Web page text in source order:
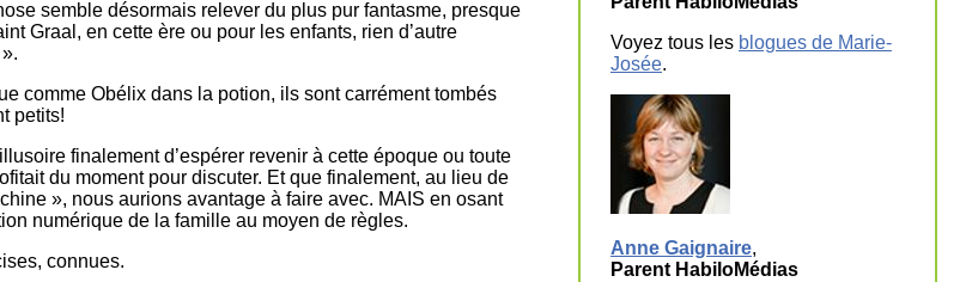
semble désormais relever du plus pur fantasme, presque
Graal, en cette ère ou pour les enfants, rien d’autre
comme Obélix dans la potion, ils sont carrément tombés
petits!
finalement d’espérer revenir à cette époque ou toute
du moment pour discuter. Et que finalement, au lieu de
», nous aurions avantage à faire avec. MAIS en osant
numérique de la famille au moyen de règles.
connues.
Voyez tous les blogues de Marie-
Josée.
Anne Gaignaire,
Parent HabiloMédias